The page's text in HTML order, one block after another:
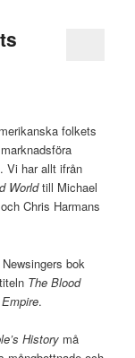
folkets
. Vi har allt ifrån
Worldtill Michael
och Chris Harmans
bok
The Blood
.
History må